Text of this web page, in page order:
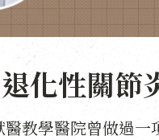
化性關節
教學醫院曾做過一